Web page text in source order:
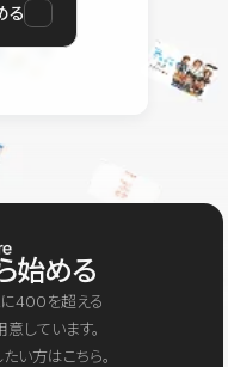
る
始める
に400を超える
しています。
い方はこちら。